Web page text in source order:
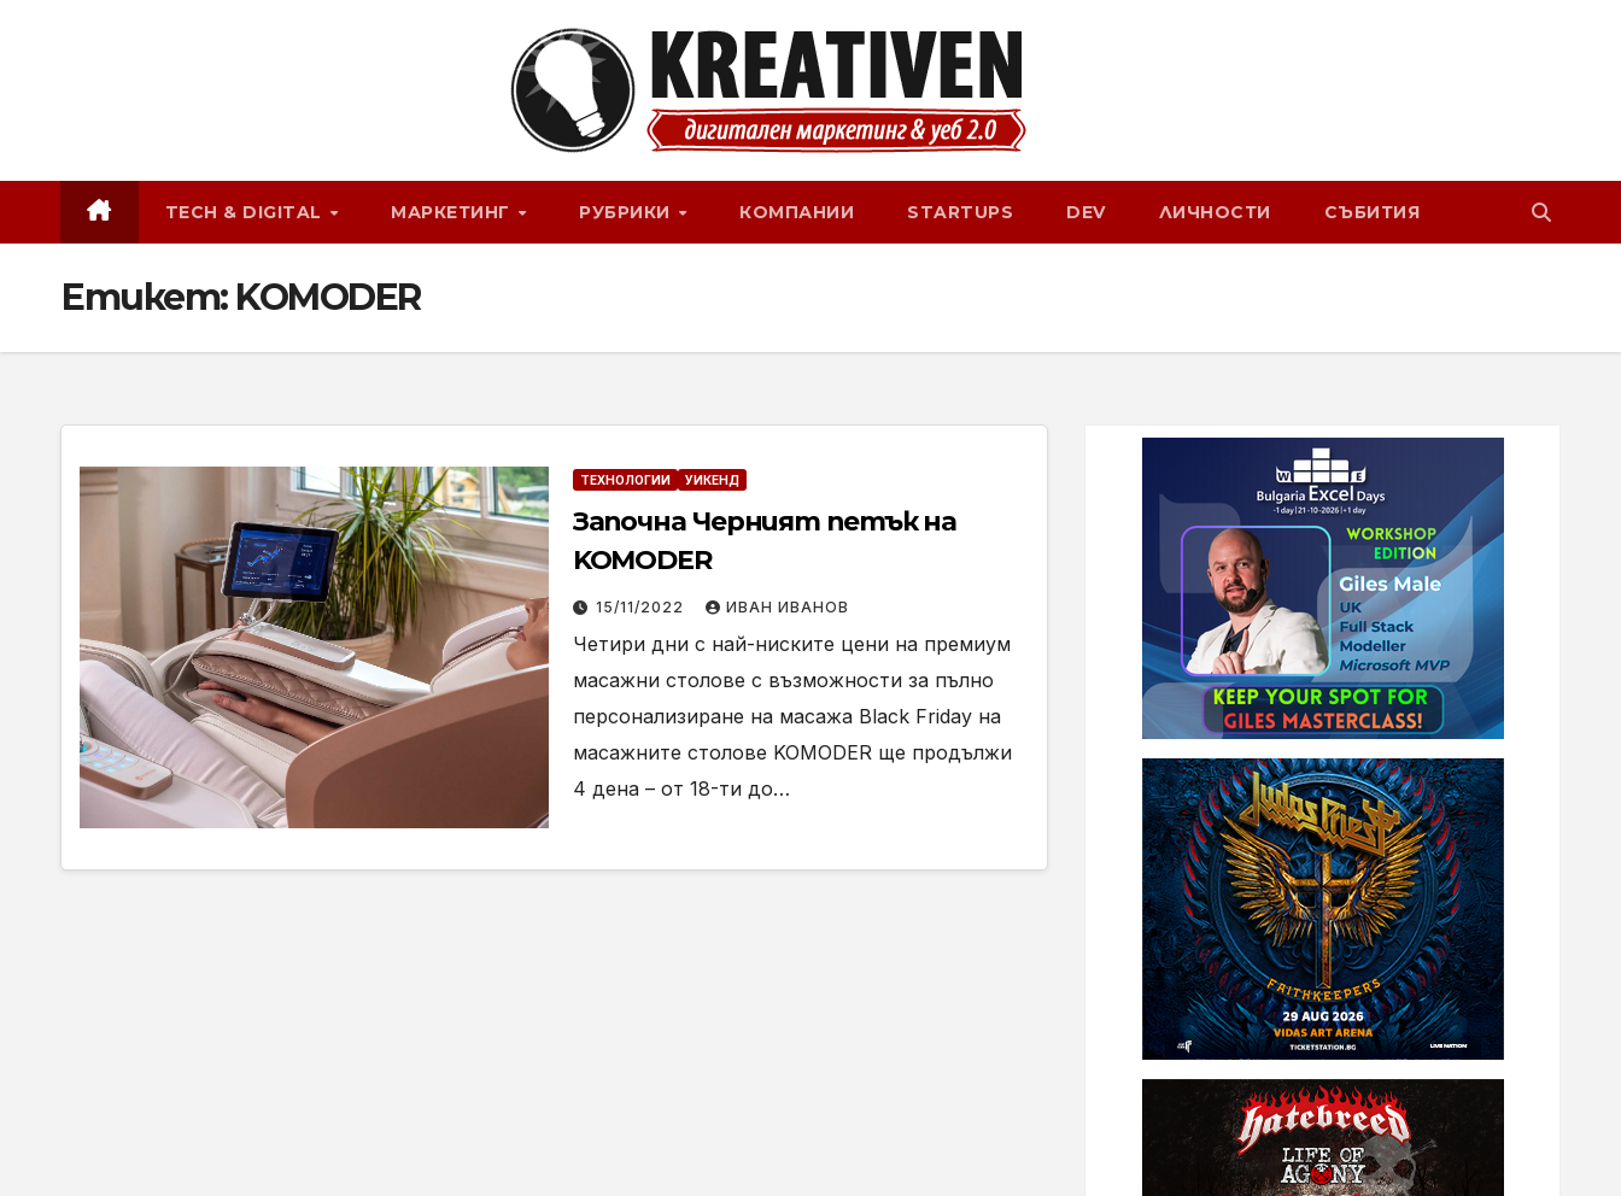
TECH & DIGITAL МАРКЕТИНГ РУБРИКИ КОМПАНИИ STARTUPS DEV ЛИЧНОСТИ СЪБИТИЯ
Етикет: KOMODER
ТЕХНОЛОГИИ УИКЕНД
Започна Черният петък на
KOMODER
15/11/2022 ИВАН ИВАНОВ
Четири дни с най-ниските цени на премиум
масажни столове с възможности за пълно
персонализиране на масажа Black Friday на
масажните столове KOMODER ще продължи
4 дена – от 18-ти до…